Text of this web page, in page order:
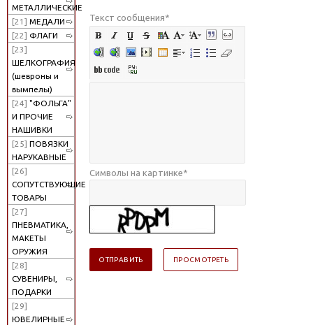
МЕТАЛЛИЧЕСКИЕ
[21] МЕДАЛИ
[22] ФЛАГИ
[23]
ШЕЛКОГРАФИЯ
(шевроны и
вымпелы)
[24] "ФОЛЬГА"
И ПРОЧИЕ
НАШИВКИ
[25] ПОВЯЗКИ
НАРУКАВНЫЕ
[26]
СОПУТСТВУЮЩИЕ
ТОВАРЫ
[27]
ПНЕВМАТИКА,
МАКЕТЫ
ОРУЖИЯ
[28]
СУВЕНИРЫ,
ПОДАРКИ
[29]
ЮВЕЛИРНЫЕ
Текст сообщения*
Символы на картинке*